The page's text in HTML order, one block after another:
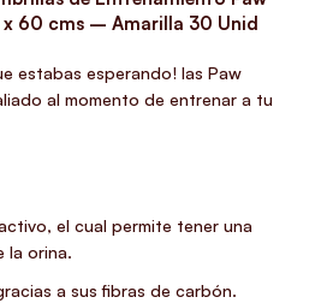
x 60 cms – Amarilla 30 Unid
estabas esperando! las Paw
al momento de entrenar a tu
el cual permite tener una
la orina.
a sus fibras de carbón.